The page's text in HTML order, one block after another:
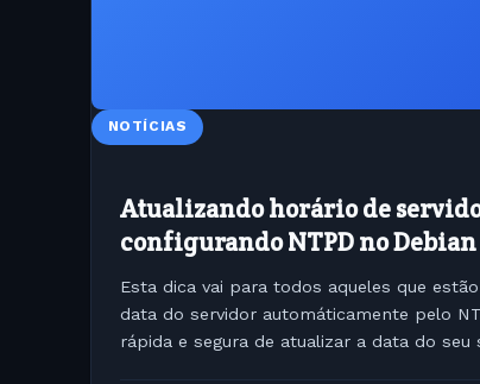
NOTÍCIAS
Atualizando horário de
configurando NTPD no Debian
Esta dica vai para todos aqueles que
data do servidor automáticamente pelo
rápida e segura de atualizar a data do seu